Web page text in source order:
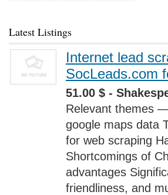
Latest Listings
Internet lead
SocLeads.com
51.00 $ -
Relevant themes
google maps data
for web scraping
Shortcomings of
advantages
friendliness, and